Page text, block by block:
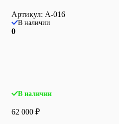
Артикул: A-016
В наличии
0
В наличии
62 000 ₽